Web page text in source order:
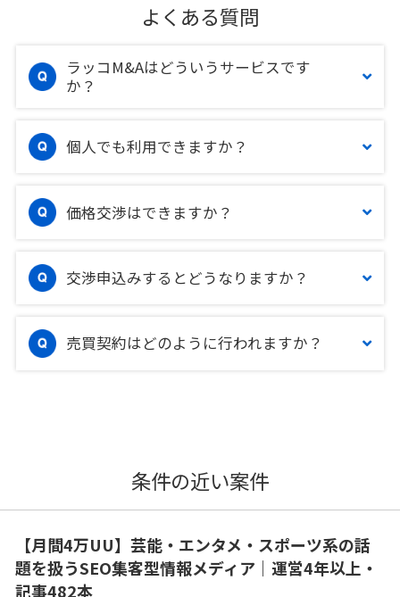
よくある質問
ラッコM&Aはどういうサービスです
か？
個人でも利用できますか？
価格交渉はできますか？
交渉申込みするとどうなりますか？
売買契約はどのように行われますか？
条件の近い案件
【月間4万UU】芸能・エンタメ・スポーツ系の話
題を扱うSEO集客型情報メディア｜運営4年以上・
記事482本